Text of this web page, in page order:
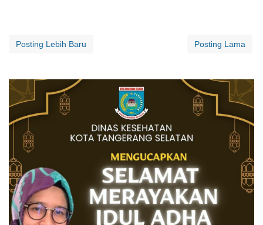
Posting Lebih Baru Posting Lama